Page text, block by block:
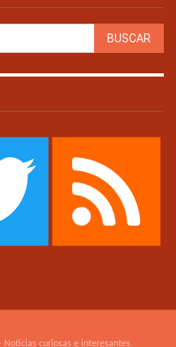
curiosas e interesantes.